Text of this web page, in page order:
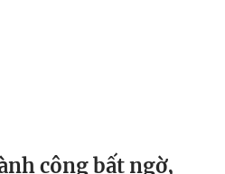
công bất ngờ,